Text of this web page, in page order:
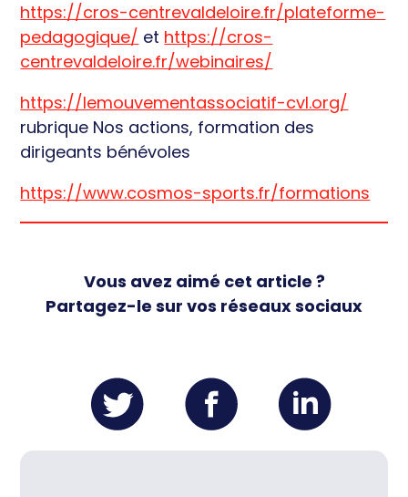
https://cros-centrevaldeloire.fr/plateforme-
pedagogique/ et https://cros-
centrevaldeloire.fr/webinaires/
https://lemouvementassociatif-cvl.org/
rubrique Nos actions, formation des
dirigeants bénévoles
https://www.cosmos-sports.fr/formations
Vous avez aimé cet article ?
Partagez-le sur vos réseaux sociaux